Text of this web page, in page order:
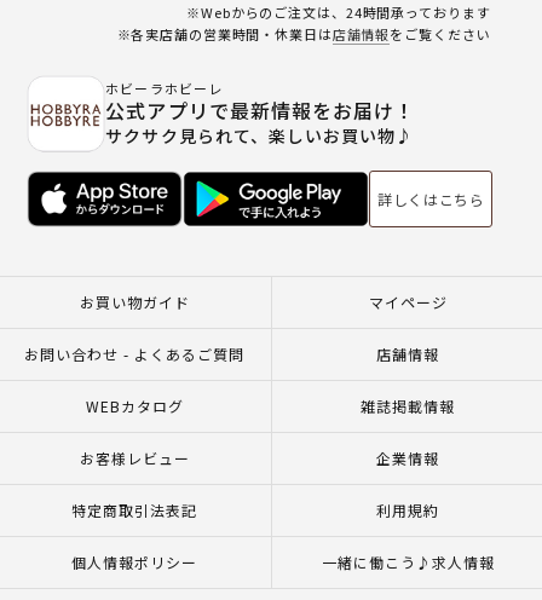
※Webからのご注文は、24時間承っております
※各実店舗の営業時間・休業日は店舗情報をご覧ください
ホビーラホビーレ
公式アプリで最新情報をお届け！
サクサク見られて、楽しいお買い物♪
詳しくはこちら
お買い物ガイド マイページ
お問い合わせ - よくあるご質問 店舗情報
WEBカタログ 雑誌掲載情報
お客様レビュー 企業情報
特定商取引法表記 利用規約
個人情報ポリシー 一緒に働こう♪求人情報